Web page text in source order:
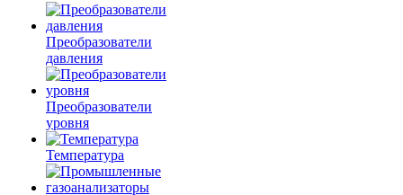
Преобразователи
давления
Преобразователи
уровня
Температура